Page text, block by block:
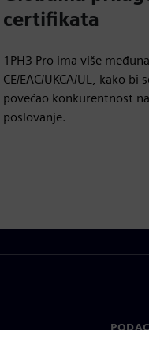
certifikata
1PH3 Pro ima više
CE/EAC/UKCA/UL, kako
povećao konkurentnost
poslovanje.